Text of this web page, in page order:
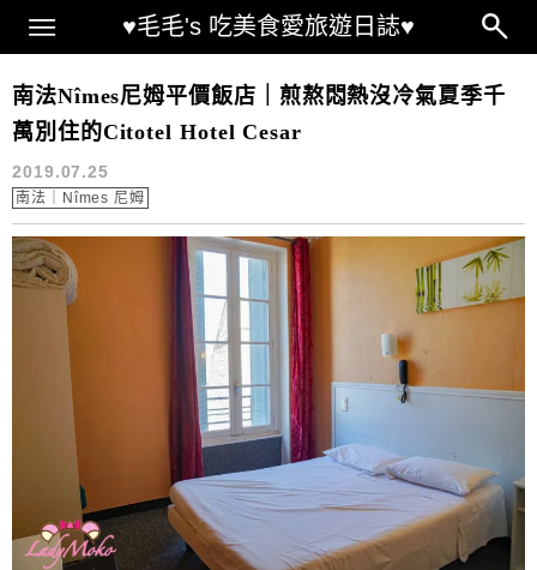
♥毛毛's 吃美食愛旅遊日誌♥
Main Menu
尼姆車站
南法Nîmes尼姆平價飯店｜煎熬悶熱沒冷氣夏季千
萬別住的Citotel Hotel Cesar
2019.07.25
南法｜Nîmes 尼姆